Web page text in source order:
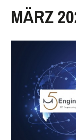
MÄRZ